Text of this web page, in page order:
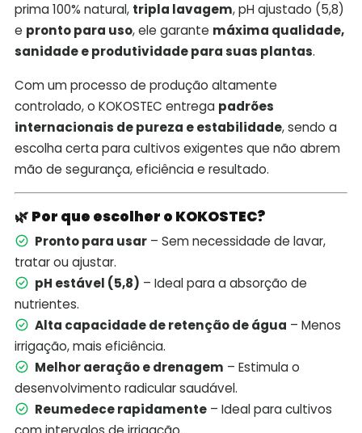
prima 100% natural, tripla lavagem, pH ajustado (5,8)
e pronto para uso, ele garante máxima qualidade,
sanidade e produtividade para suas plantas.
Com um processo de produção altamente
controlado, o KOKOSTEC entrega padrões
internacionais de pureza e estabilidade, sendo a
escolha certa para cultivos exigentes que não abrem
mão de segurança, eficiência e resultado.
🌿 Por que escolher o KOKOSTEC?
Pronto para usar – Sem necessidade de lavar,
tratar ou ajustar.
pH estável (5,8) – Ideal para a absorção de
nutrientes.
Alta capacidade de retenção de água – Menos
irrigação, mais eficiência.
Melhor aeração e drenagem – Estimula o
desenvolvimento radicular saudável.
Reumedece rapidamente – Ideal para cultivos